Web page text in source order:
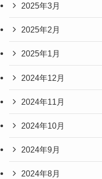
2025年3月
2025年2月
2025年1月
2024年12月
2024年11月
2024年10月
2024年9月
2024年8月